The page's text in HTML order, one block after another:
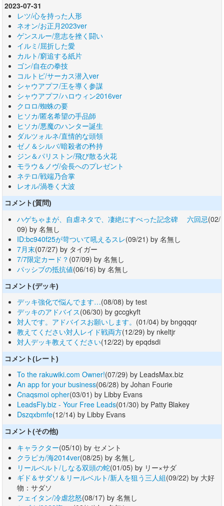
2023-07-31
レツ/心を持った人形
ネオン/お正月2023ver
ゲンスルー/意志を挫く闘い
イルミ/屈折した愛
カルト/窮追する紙片
ゴン/自在の拳技
コルトピ/サーカス潜入ver
シャウアプフ/王を導く参謀
シャウアプフ/ハロウィン2016ver
クロロ/蜘蛛の要
ヒソカ/匿名希望の手品師
ヒソカ/悪魔のハンター誕生
ダルツォルネ/直情的な頭領
ゼノ＆シルバ/暗殺者の矜持
ジン＆パリストン/飛び散る火花
モラウ＆ノヴ/会長へのプレゼント
ネテロ/戦端乃合掌
レオル/渦巻く大波
コメント(質問)
ハゲちゃまが、自虐ネタで、凄絶にすべった記念碑 六回忌(02/
09) by 名無し
ID:bc940f25が苛ついて吼えるスレ(09/21) by 名無し
7月末(07/27) by タイガー
7/7限定カード？ (07/09) by 名無し
パッシブの抵抗値(06/16) by 名無し
コメント(デッキ)
デッキ強化で悩んでます…(08/08) by test
デッキのアドバイス(06/30) by gccgkyft
対人です。アドバイスお願いします。 (01/04) by bngqqqr
教えてください対人レイド戦両方(12/29) by nkeltjr
対人デッキ教えてください(12/22) by epqdsdi
コメント(レート)
To the rakuwiki.com Owner!(07/29) by LeadsMax.biz
An app for your business(06/28) by Johan Fourie
Cnaqsmoi opher(03/01) by Libby Evans
LeadsFly.biz - Your Free Leads(01/30) by Patty Blakey
Dszqxbmfe(12/14) by Libby Evans
コメント(その他)
キャラクター(05/10) by セメント
クラピカ/海2014ver(08/25) by 名無し
リールベルト/しなる双頭の蛇(01/05) by リー×サダ
ギド＆サダソ＆リールベルト/新人を狙う三人組(09/22) by 大好
物：サダソ
フェイタン/冷虐忿怒(08/17) by 名無し